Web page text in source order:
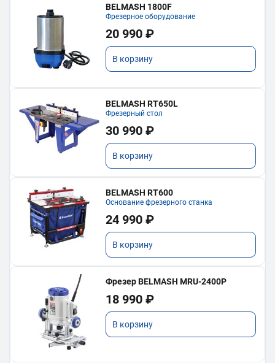
BELMASH 1800F
Фрезерное оборудование
20 990 ₽
В корзину
BELMASH RT650L
Фрезерный стол
30 990 ₽
В корзину
BELMASH RT600
Основание фрезерного станка
24 990 ₽
В корзину
Фрезер BELMASH MRU-2400P
18 990 ₽
В корзину